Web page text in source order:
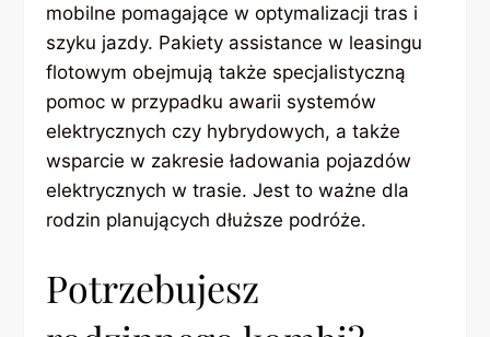
mobilne pomagające w optymalizacji tras i
szyku jazdy. Pakiety assistance w leasingu
flotowym obejmują także specjalistyczną
pomoc w przypadku awarii systemów
elektrycznych czy hybrydowych, a także
wsparcie w zakresie ładowania pojazdów
elektrycznych w trasie. Jest to ważne dla
rodzin planujących dłuższe podróże.
Potrzebujesz